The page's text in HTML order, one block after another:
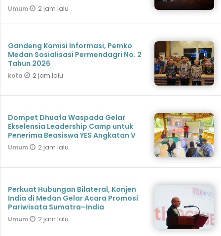
Umum 2 jam lalu
Gandeng Komisi Informasi, Pemko
Medan Sosialisasi Permendagri No. 2
Tahun 2026
kota 2 jam lalu
Dompet Dhuafa Waspada Gelar
Ekselensia Leadership Camp untuk
Penerima Beasiswa YES Angkatan V
Umum 2 jam lalu
Perkuat Hubungan Bilateral, Konjen
India di Medan Gelar Acara Promosi
Pariwisata Sumatra–India
Umum 2 jam lalu